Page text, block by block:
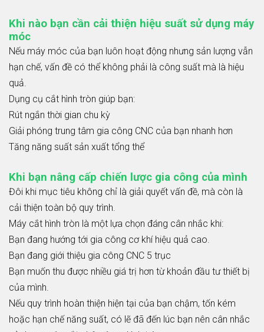
Khi nào bạn cần cải thiện hiệu suất sử dụng máy
móc
Nếu máy móc của bạn luôn hoạt động nhưng sản lượng vẫn
hạn chế, vấn đề có thể không phải là công suất mà là hiệu
quả.
Dụng cụ cắt hình tròn giúp bạn:
Rút ngắn thời gian chu kỳ
Giải phóng trung tâm gia công CNC của bạn nhanh hơn
Tăng năng suất sản xuất tổng thể
Khi bạn nâng cấp chiến lược gia công của mình
Đôi khi mục tiêu không chỉ là giải quyết vấn đề, mà còn là
cải thiện toàn bộ quy trình.
Máy cắt hình tròn là một lựa chọn đáng cân nhắc khi:
Bạn đang hướng tới gia công cơ khí hiệu quả cao.
Bạn đang giới thiệu gia công CNC 5 trục
Bạn muốn thu được nhiều giá trị hơn từ khoản đầu tư thiết bị
của mình.
Nếu quy trình hoàn thiện hiện tại của bạn chậm, tốn kém
hoặc hạn chế năng suất, có lẽ đã đến lúc bạn nên cân nhắc